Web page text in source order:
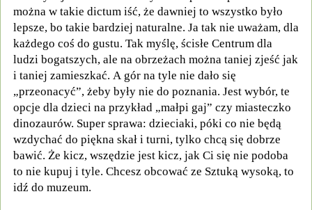
można w takie dictum iść, że dawniej to wszystko było
lepsze, bo takie bardziej naturalne. Ja tak nie uważam, dla
każdego coś do gustu. Tak myślę, ścisłe Centrum dla
ludzi bogatszych, ale na obrzeżach można taniej zjeść jak
i taniej zamieszkać. A gór na tyle nie dało się
„przeonacyć”, żeby były nie do poznania. Jest wybór, te
opcje dla dzieci na przykład „małpi gaj” czy miasteczko
dinozaurów. Super sprawa: dzieciaki, póki co nie będą
wzdychać do piękna skał i turni, tylko chcą się dobrze
bawić. Że kicz, wszędzie jest kicz, jak Ci się nie podoba
to nie kupuj i tyle. Chcesz obcować ze Sztuką wysoką, to
idź do muzeum.